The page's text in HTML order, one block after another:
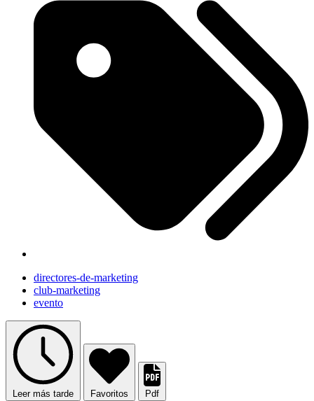
directores-de-marketing
club-marketing
evento
Leer más tarde Favoritos Pdf